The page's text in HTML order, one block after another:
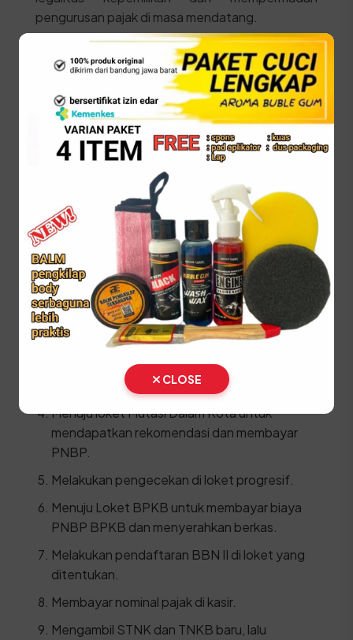
pengurusan pajak di masa mendatang.
STNK Asli
KTP Pemilik Baru (Asli)
SKPD Asli
BPKB Asli dan fotokopi
Kwitansi pembelian kendaraan bermaterai
Berikut adalah urutan proses yang harus dilalui di
SAMSAT:
Membawa kendaraan ke area Cek Fisik untuk
verifikasi nomor rangka dan mesin.
Mengambil arsip kendaraan di bagian arsip
SAMSAT.
Mengisi formulir pendaftaran balik nama
secara lengkap.
Menuju loket Mutasi Dalam Kota untuk
mendapatkan rekomendasi dan membayar
PNBP.
Melakukan pengecekan di loket progresif.
Menuju Loket BPKB untuk membayar biaya
PNBP BPKB dan menyerahkan berkas.
Melakukan pendaftaran BBN II di loket yang
ditentukan.
Membayar nominal pajak di kasir.
Mengambil STNK dan TNKB baru, lalu
CLOSE